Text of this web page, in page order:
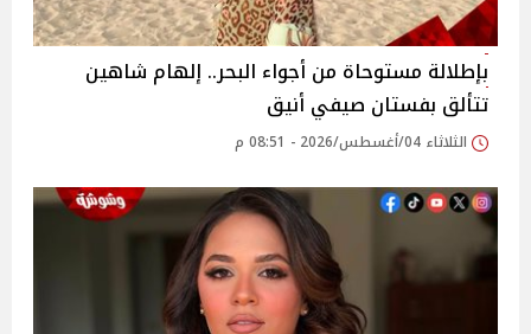
بإطلالة مستوحاة من أجواء البحر.. إلهام شاهين
تتألق بفستان صيفي أنيق
الثلاثاء 04/أغسطس/2026 - 08:51 م